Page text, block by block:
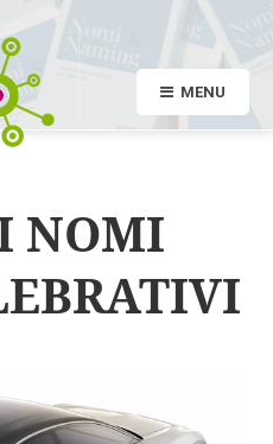
MENU
NOMI